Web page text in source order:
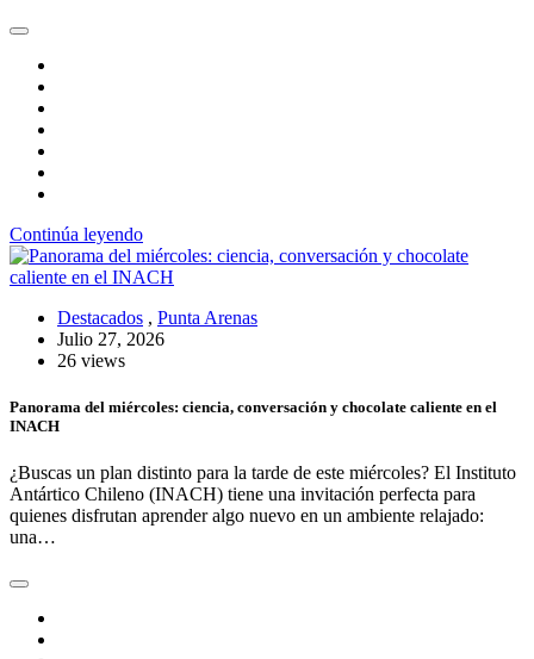
Continúa leyendo
Destacados , Punta Arenas
Julio 27, 2026
26 views
Panorama del miércoles: ciencia, conversación y chocolate caliente en el
INACH
¿Buscas un plan distinto para la tarde de este miércoles? El Instituto
Antártico Chileno (INACH) tiene una invitación perfecta para
quienes disfrutan aprender algo nuevo en un ambiente relajado:
una…